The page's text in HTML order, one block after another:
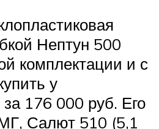
Нептун 500
комплектации и с
у
176 000 руб. Его
Салют 510 (5,1